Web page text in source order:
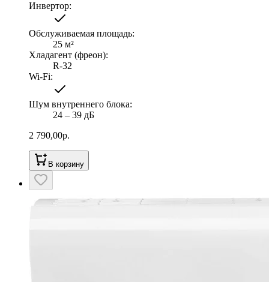
Инвертор:
Обслуживаемая площадь:
25 м²
Хладагент (фреон):
R-32
Wi-Fi:
Шум внутреннего блока:
24 ‒ 39 дБ
2 790,00р.
В корзину